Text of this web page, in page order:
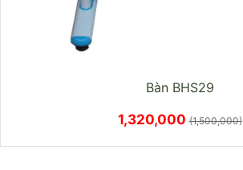
Bàn BHS29
1,320,000(1,500,000)